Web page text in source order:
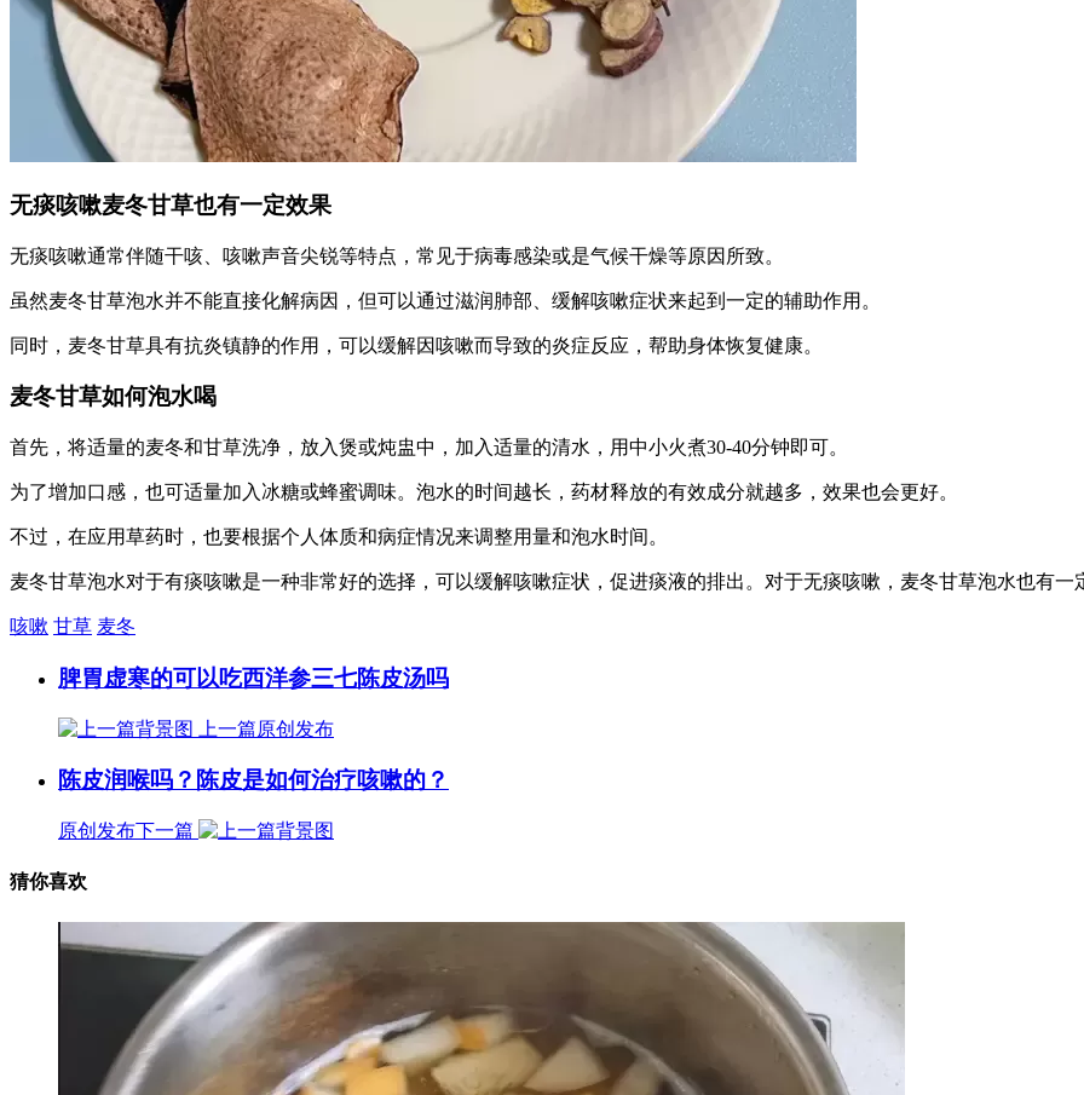
无痰咳嗽麦冬甘草也有一定效果
无痰咳嗽通常伴随干咳、咳嗽声音尖锐等特点，常见于病毒感染或是气候干燥等原因所致。
虽然麦冬甘草泡水并不能直接化解病因，但可以通过滋润肺部、缓解咳嗽症状来起到一定的辅助作用。
同时，麦冬甘草具有抗炎镇静的作用，可以缓解因咳嗽而导致的炎症反应，帮助身体恢复健康。
麦冬甘草如何泡水喝
首先，将适量的麦冬和甘草洗净，放入煲或炖盅中，加入适量的清水，用中小火煮30-40分钟即可。
为了增加口感，也可适量加入冰糖或蜂蜜调味。泡水的时间越长，药材释放的有效成分就越多，效果也会更好。
不过，在应用草药时，也要根据个人体质和病症情况来调整用量和泡水时间。
麦冬甘草泡水对于有痰咳嗽是一种非常好的选择，可以缓解咳嗽症状，促进痰液的排出。对于无痰咳嗽，麦冬甘草泡水也有
咳嗽 甘草 麦冬
脾胃虚寒的可以吃西洋参三七陈皮汤吗
上一篇原创发布
陈皮润喉吗？陈皮是如何治疗咳嗽的？
原创发布下一篇
猜你喜欢